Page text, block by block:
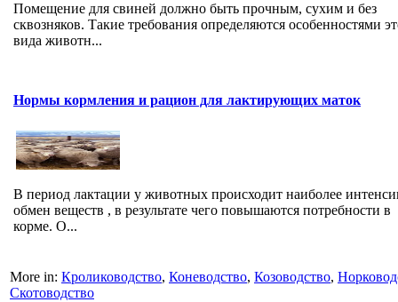
Помещение для свиней должно быть прочным, сухим и без
сквозняков. Такие требования определяются осо­бенностями
вида животн...
Нормы кормления и рацион для лактирующих маток
В период лактации у животных происходит наиболее
обмен веществ , в результате чего повышаются потребности в
корме. О...
More in: Кролиководство, Коневодство, Козоводство,
Скотоводство